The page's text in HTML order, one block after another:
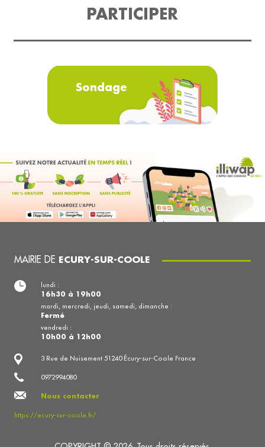
PARTICIPER
Sondage
MAIRIE DE ECURY-SUR-COOLE
3 Rue de Nuisement 51240 Écury-sur-Coole France
0972994080
Nous contacter
https://ecury-sur-coole.fr/
lundi :
16h30 à 19h00
mardi, mercredi, jeudi, samedi, dimanche :
Fermé
vendredi :
10h00 à 12h00